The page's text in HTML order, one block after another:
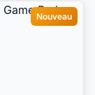
Nouveau